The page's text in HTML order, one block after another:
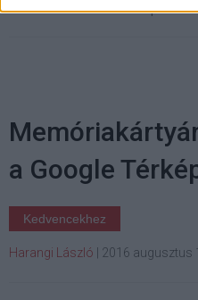
#hack
#hacker #pénz
a Google
Kedvencekhez
Harangi László 2016 augusztus